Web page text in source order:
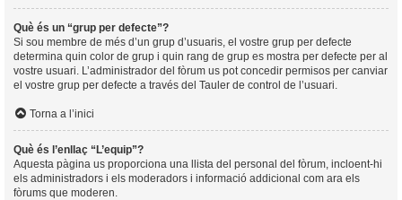
Què és un “grup per defecte”?
Si sou membre de més d’un grup d’usuaris, el vostre grup per defecte
determina quin color de grup i quin rang de grup es mostra per defecte per al
vostre usuari. L’administrador del fòrum us pot concedir permisos per canviar
el vostre grup per defecte a través del Tauler de control de l’usuari.
Torna a l’inici
Què és l’enllaç “L’equip”?
Aquesta pàgina us proporciona una llista del personal del fòrum, incloent-hi
els administradors i els moderadors i informació addicional com ara els
fòrums que moderen.